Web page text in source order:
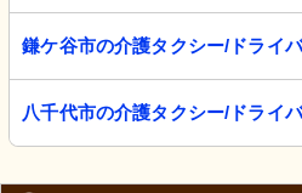
鎌ケ谷市の介護タクシー/ドライ
八千代市の介護タクシー/ドライ